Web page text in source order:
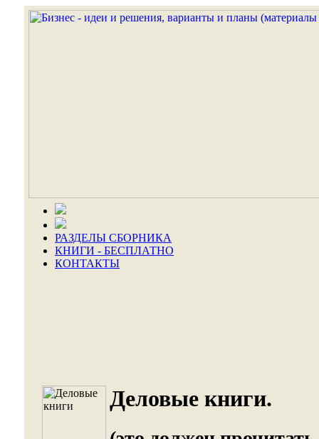
РАЗДЕЛЫ СБОРНИКА
КНИГИ - БЕСПЛАТНО
КОНТАКТЫ
Деловые книги.